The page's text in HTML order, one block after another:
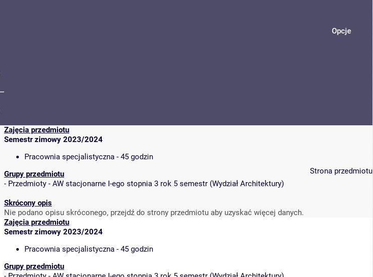
Opcje
Zajęcia przedmiotu
Semestr zimowy 2023/2024
Pracownia specjalistyczna - 45 godzin
Grupy przedmiotu
- Przedmioty - AW stacjonarne I-ego stopnia 3 rok 5 semestr (Wydział Architektury)
Skrócony opis
Nie podano opisu skróconego, przejdź do strony przedmiotu aby uzyskać więcej danych.
Strona przedmiotu
Zajęcia przedmiotu
Semestr zimowy 2023/2024
Pracownia specjalistyczna - 45 godzin
Grupy przedmiotu